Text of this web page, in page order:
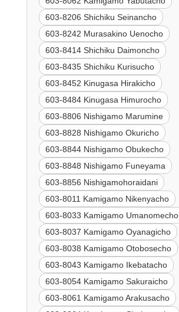
603-8206 Shichiku Seinancho
603-8242 Murasakino Uenocho
603-8414 Shichiku Daimoncho
603-8435 Shichiku Kurisucho
603-8452 Kinugasa Hirakicho
603-8484 Kinugasa Himurocho
603-8806 Nishigamo Marumine
603-8828 Nishigamo Okuricho
603-8844 Nishigamo Obukecho
603-8848 Nishigamo Funeyama
603-8856 Nishigamohoraidani
603-8011 Kamigamo Nikenyacho
603-8033 Kamigamo Umanomecho
603-8037 Kamigamo Oyanagicho
603-8038 Kamigamo Otobosecho
603-8043 Kamigamo Ikebatacho
603-8054 Kamigamo Sakuraicho
603-8061 Kamigamo Arakusacho